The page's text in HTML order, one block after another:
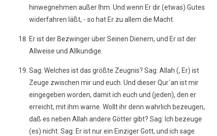
hinwegnehmen außer Ihm. Und wenn Er dir (etwas) Gutes
widerfahren läßt, - so hat Er zu allem die Macht.
Er ist der Bezwinger über Seinen Dienern, und Er ist der
Allweise und Allkundige.
Sag: Welches ist das größte Zeugnis? Sag: Allah (, Er) ist
Zeuge zwischen mir und euch. Und dieser Qur´an ist mir
eingegeben worden, damit ich euch und (jeden), den er
erreicht, mit ihm warne. Wollt ihr denn wahrlich bezeugen,
daß es neben Allah andere Götter gibt? Sag: Ich bezeuge
(es) nicht. Sag: Er ist nur ein Einziger Gott, und ich sage